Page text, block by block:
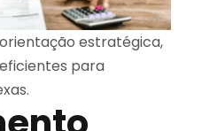
estratégica,
para